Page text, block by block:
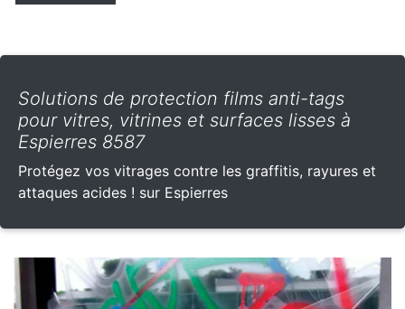
Solutions de protection films anti-tags
pour vitres, vitrines et surfaces lisses à
Espierres 8587
Protégez vos vitrages contre les graffitis, rayures et
attaques acides ! sur Espierres